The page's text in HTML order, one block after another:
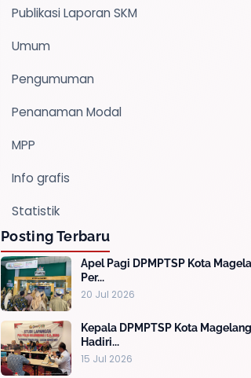
Publikasi Laporan SKM
Umum
Pengumuman
Penanaman Modal
MPP
Info grafis
Statistik
Posting Terbaru
Apel Pagi DPMPTSP Kota
Per...
20 Jul 2026
Kepala DPMPTSP Kota Magelang
Hadiri...
15 Jul 2026